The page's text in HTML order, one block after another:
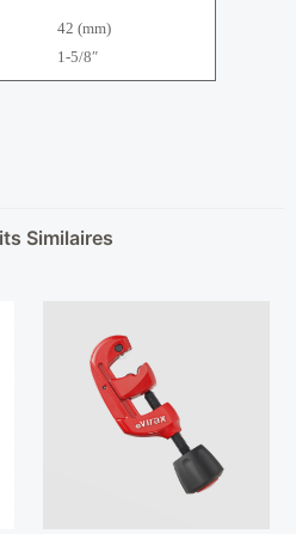
42 (mm)
1-5/8″
Similaires